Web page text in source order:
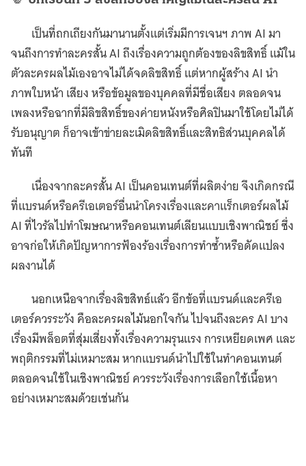
เป็นที่ถกเถียงกันมานานตั้งแต่เริ่มมีการเจนฯ ภาพ AI มา
จนถึงการทำละครสั้น AI ถึงเรื่องความถูกต้องของลิขสิทธิ์ แม้ใน
ตัวละครผลไม้เองอาจไม่ได้จดลิขสิทธิ์ แต่หากผู้สร้าง AI นำ
ภาพใบหน้า เสียง หรือข้อมูลของบุคคลที่มีชื่อเสียง ตลอดจน
เพลงหรือฉากที่มีลิขสิทธิ์ของค่ายหนังหรือศิลปินมาใช้โดยไม่ได้
รับอนุญาต ก็อาจเข้าข่ายละเมิดลิขสิทธิ์และสิทธิส่วนบุคคลได้
ทันที
เนื่องจากละครสั้น AI เป็นคอนเทนต์ที่ผลิตง่าย จึงเกิดกรณี
ที่แบรนด์หรือครีเอเตอร์อื่นนำโครงเรื่องและคาแร็กเตอร์ผลไม้
AI ที่ไวรัลไปทำโฆษณาหรือคอนเทนต์เลียนแบบเชิงพาณิชย์ ซึ่ง
อาจก่อให้เกิดปัญหาการฟ้องร้องเรื่องการทำซ้ำหรือดัดแปลง
ผลงานได้
นอกเหนือจากเรื่องลิขสิทธ์แล้ว อีกข้อที่แบรนด์และครีเอ
เตอร์ควรระวัง คือละครผลไม้นอกใจกัน ไปจนถึงละคร AI บาง
เรื่องมีพล็อตที่สุ่มเสี่ยงทั้งเรื่องความรุนแรง การเหยียดเพศ และ
พฤติกรรมที่ไม่เหมาะสม หากแบรนด์นำไปใช้ในทำคอนเทนต์
ตลอดจนใช้ในเชิงพาณิชย์ ควรระวังเรื่องการเลือกใช้เนื้อหา
อย่างเหมาะสมด้วยเช่นกัน